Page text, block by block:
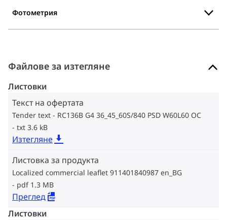
Фотометрия
Файлове за изтегляне
Листовки
Текст на офертата
Tender text - RC136B G4 36_45_60S/840 PSD W60L60 OC
txt 3.6 kB
Изтегляне
Листовка за продукта
Localized commercial leaflet 911401840987 en_BG
pdf 1.3 MB
Преглед
Листовки